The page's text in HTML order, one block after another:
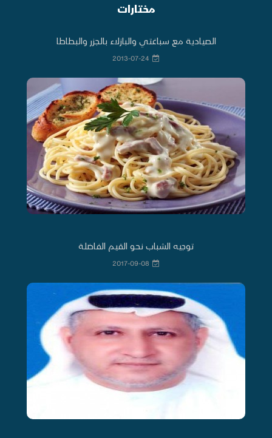
مختارات
الصيادية مع سباغتي والبازلاء بالجزر والبطاطا
2013-07-24
توجيه الشباب نحو القيم الفاضلة
2017-09-08